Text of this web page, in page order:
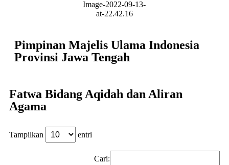
Pimpinan Majelis Ulama Indonesia
Provinsi Jawa Tengah
Fatwa Bidang Aqidah dan Aliran
Agama
Tampilkan entri
Cari: